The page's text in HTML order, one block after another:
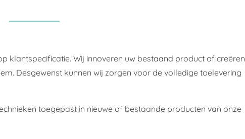
klantspecificatie. Wij innoveren uw bestaand product of creëren
Desgewenst kunnen wij zorgen voor de volledige toelevering
toegepast in nieuwe of bestaande producten van onze